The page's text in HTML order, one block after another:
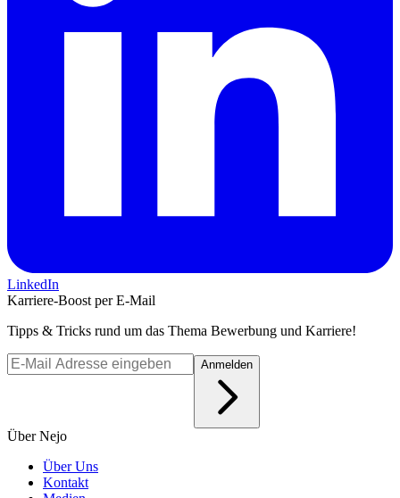
LinkedIn
Karriere-Boost per E-Mail
Tipps & Tricks rund um das Thema Bewerbung und Karriere!
Anmelden
Über Nejo
Über Uns
Kontakt